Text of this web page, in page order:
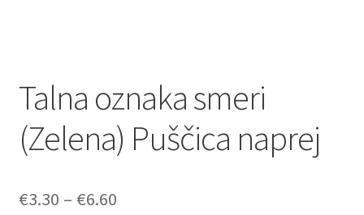
Talna oznaka smeri
(Zelena) Puščica naprej
€3.30 – €6.60Cenovni